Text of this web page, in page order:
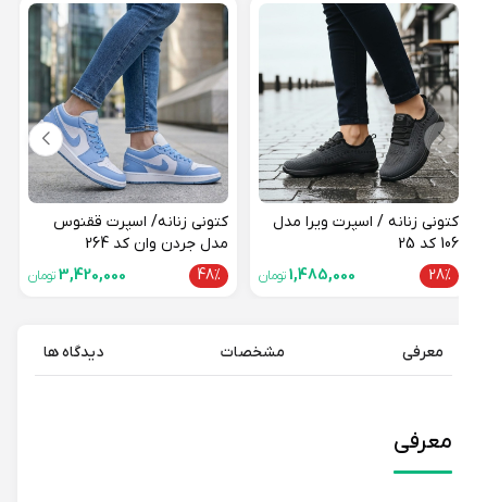
کتونی زنانه / اسپرت ویرا مدل
28%
1,485,000 تومان
کتونی زنانه/ اسپرت ققنوس
مدل جردن وان کد 264
48%
3,420,000 تومان
معرفی مشخصات دیدگاه ها
معرفی